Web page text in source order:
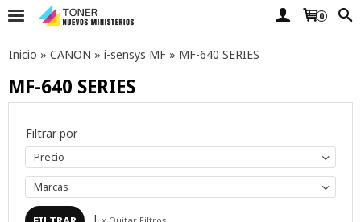
0
Inicio » CANON » i-sensys MF » MF-640 SERIES
MF-640 SERIES
Filtrar por
Precio
Marcas